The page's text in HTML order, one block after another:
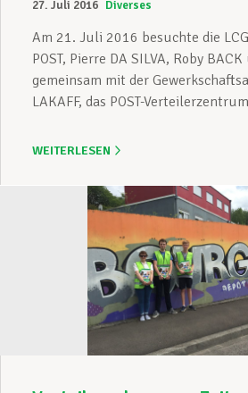
27. Juli 2016 Diverses
Am 21. Juli 2016 besuchte die
POST, Pierre DA SILVA, Roby
gemeinsam mit der
LAKAFF, das POST-
WEITERLESEN